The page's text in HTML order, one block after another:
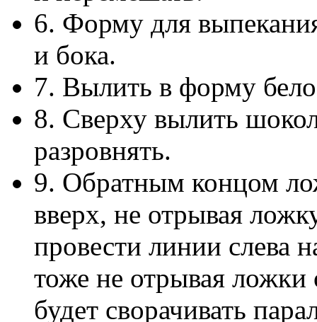
6. Форму для
и бока.
7. Вылить в форму
8. Сверху вылить
разровнять.
9. Обратным концом
вверх, не отрывая
провести линии слева
тоже не отрывая
будет сворачивать